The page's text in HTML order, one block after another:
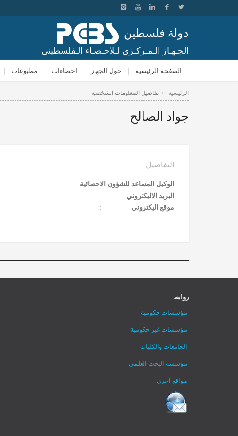
دولة فلسطين
الجـهـاز الـمـركـزي لـلاحـصـاء الـفلسطيني
الصفحة الرئيسية حول الجهاز احصاءات مطبوعات
الرئيسية تفاصيل المعلومات الشخصية
جواد الصالح
التفاصيل
الوكيل المساعد للشؤون الاحصائية
البريد الاليكتروني
:
موقع اليكتروني
:
Register
Log InRemember Me
روابط
مؤسسات حكومية
مؤسسات غير حكومية
الجامعات والكليات
مؤسسة البحث العلمي
مواقع اخرى